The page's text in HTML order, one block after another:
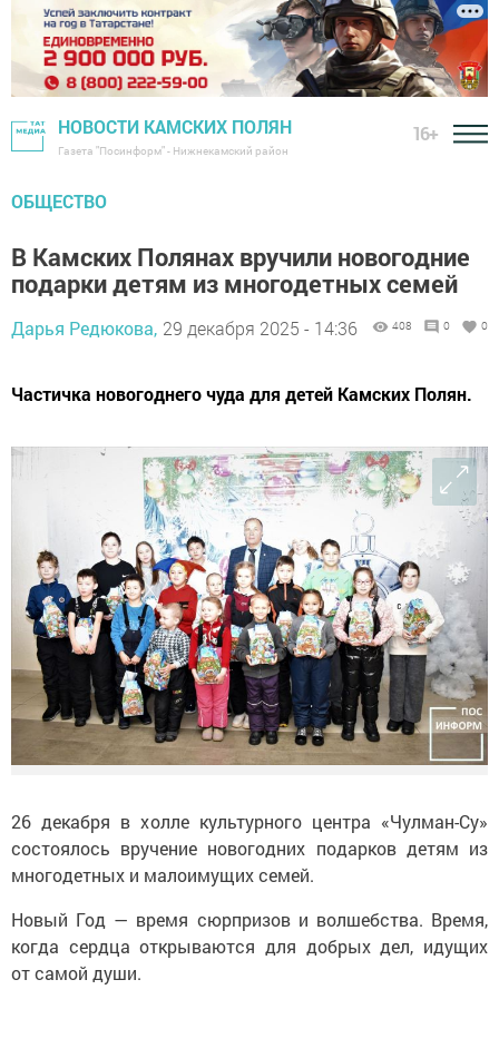
НОВОСТИ КАМСКИХ ПОЛЯН
Газета "Посинформ" - Нижнекамский район
16+
ОБЩЕСТВО
В Камских Полянах вручили новогодние
подарки детям из многодетных семей
Дарья Редюкова, 29 декабря 2025 - 14:36 408 0 0
Частичка новогоднего чуда для детей Камских Полян.
26 декабря в холле культурного центра «Чулман-Су»
состоялось вручение новогодних подарков детям из
многодетных и малоимущих семей.
Новый Год — время сюрпризов и волшебства. Время,
когда сердца открываются для добрых дел, идущих
от самой души.